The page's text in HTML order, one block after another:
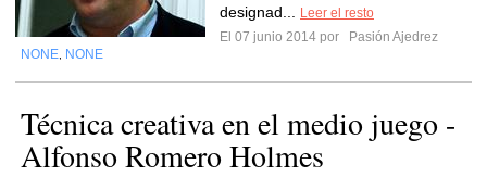
designad...
Leer el resto
El 07 junio 2014 por
Pasión Ajedrez
NONE NONE
Técnica creativa en el medio juego -
Alfonso Romero Holmes